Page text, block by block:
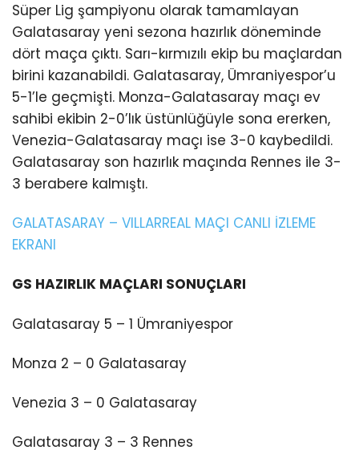
Süper Lig şampiyonu olarak tamamlayan
Galatasaray yeni sezona hazırlık döneminde
dört maça çıktı. Sarı-kırmızılı ekip bu maçlardan
birini kazanabildi. Galatasaray, Ümraniyespor’u
5-1’le geçmişti. Monza-Galatasaray maçı ev
sahibi ekibin 2-0’lık üstünlüğüyle sona ererken,
Venezia-Galatasaray maçı ise 3-0 kaybedildi.
Galatasaray son hazırlık maçında Rennes ile 3-
3 berabere kalmıştı.
GALATASARAY – VILLARREAL MAÇI CANLI İZLEME
EKRANI
GS HAZIRLIK MAÇLARI SONUÇLARI
Galatasaray 5 – 1 Ümraniyespor
Monza 2 – 0 Galatasaray
Venezia 3 – 0 Galatasaray
Galatasaray 3 – 3 Rennes